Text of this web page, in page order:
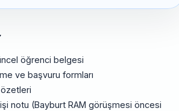
öğrenci belgesi
ve başvuru formları
notu (Bayburt RAM görüşmesi öncesi